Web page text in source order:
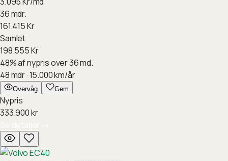
36 mdr.
161.415Kr
Samlet
198.555Kr
48%af nypris over 36 md.
48mdr ·15.000km/år
Overvåg Gem
Nypris
333.900kr